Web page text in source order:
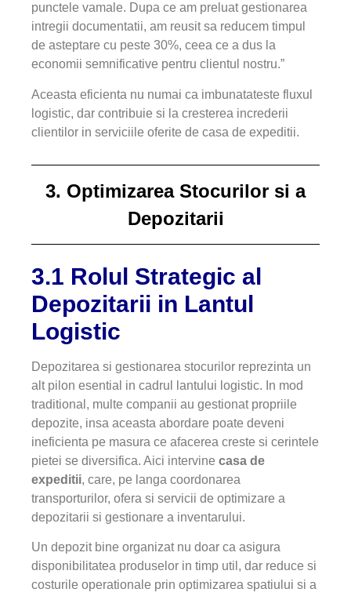
punctele vamale. Dupa ce am preluat gestionarea
intregii documentatii, am reusit sa reducem timpul
de asteptare cu peste 30%, ceea ce a dus la
economii semnificative pentru clientul nostru.”
Aceasta eficienta nu numai ca imbunatateste fluxul
logistic, dar contribuie si la cresterea increderii
clientilor in serviciile oferite de casa de expeditii.
3. Optimizarea Stocurilor si a
Depozitarii
3.1 Rolul Strategic al
Depozitarii in Lantul
Logistic
Depozitarea si gestionarea stocurilor reprezinta un
alt pilon esential in cadrul lantului logistic. In mod
traditional, multe companii au gestionat propriile
depozite, insa aceasta abordare poate deveni
ineficienta pe masura ce afacerea creste si cerintele
pietei se diversifica. Aici intervine casa de
expeditii, care, pe langa coordonarea
transporturilor, ofera si servicii de optimizare a
depozitarii si gestionare a inventarului.
Un depozit bine organizat nu doar ca asigura
disponibilitatea produselor in timp util, dar reduce si
costurile operationale prin optimizarea spatiului si a